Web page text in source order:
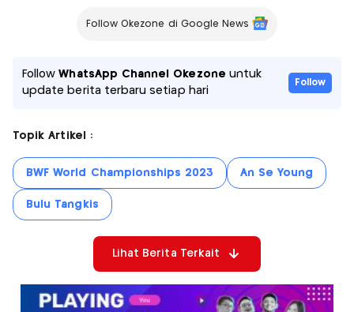
Follow Okezone di Google News
FollowWhatsApp Channel Okezone untuk
update berita terbaru setiap hari
Follow
Topik Artikel :
BWF World Championships 2023 An Se Young
Bulu Tangkis
Lihat Berita Terkait